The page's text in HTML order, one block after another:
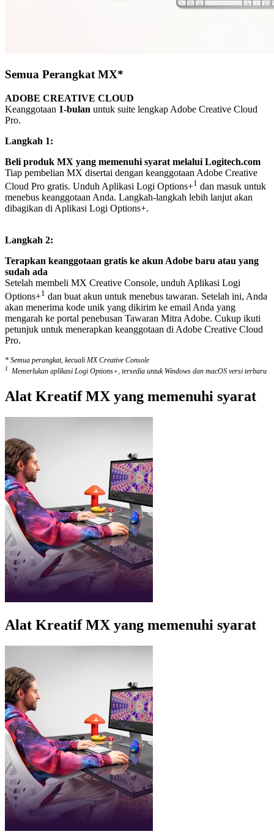
Semua Perangkat MX*
ADOBE CREATIVE CLOUD
Keanggotaan 1-bulan untuk suite lengkap Adobe Creative Cloud
Pro.
Langkah 1:
Beli produk MX yang memenuhi syarat melalui Logitech.com
Tiap pembelian MX disertai dengan keanggotaan Adobe Creative
Cloud Pro gratis. Unduh Aplikasi Logi Options+1 dan masuk untuk
menebus keanggotaan Anda. Langkah-langkah lebih lanjut akan
dibagikan di Aplikasi Logi Options+.
Langkah 2:
Terapkan keanggotaan gratis ke akun Adobe baru atau yang
sudah ada
Setelah membeli MX Creative Console, unduh Aplikasi Logi
Options+1 dan buat akun untuk menebus tawaran. Setelah ini, Anda
akan menerima kode unik yang dikirim ke email Anda yang
mengarah ke portal penebusan Tawaran Mitra Adobe. Cukup ikuti
petunjuk untuk menerapkan keanggotaan di Adobe Creative Cloud
Pro.
* Semua perangkat, kecuali MX Creative Console
1 Memerlukan aplikasi Logi Options+, tersedia untuk Windows dan macOS versi terbaru
Alat Kreatif MX yang memenuhi syarat
Alat Kreatif MX yang memenuhi syarat